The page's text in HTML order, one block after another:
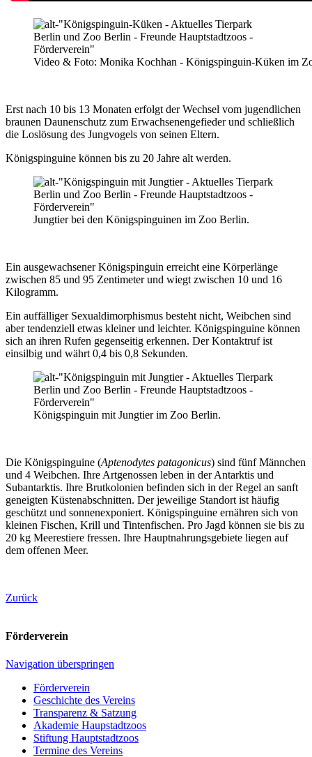
Video & Foto: Monika Kochhan - Königspinguin-Küken im
Erst nach 10 bis 13 Monaten erfolgt der Wechsel vom jugendlichen
braunen Daunenschutz zum Erwachsenengefieder und schließlich
die Loslösung des Jungvogels von seinen Eltern.
Königspinguine können bis zu 20 Jahre alt werden.
Jungtier bei den Königspinguinen im Zoo Berlin.
Ein ausgewachsener Königspinguin erreicht eine Körperlänge
zwischen 85 und 95 Zentimeter und wiegt zwischen 10 und 16
Kilogramm.
Ein auffälliger Sexualdimorphismus besteht nicht, Weibchen sind
aber tendenziell etwas kleiner und leichter. Königspinguine können
sich an ihren Rufen gegenseitig erkennen. Der Kontaktruf ist
einsilbig und währt 0,4 bis 0,8 Sekunden.
Königspinguin mit Jungtier im Zoo Berlin.
Die Königspinguine (Aptenodytes patagonicus) sind fünf Männchen
und 4 Weibchen. Ihre Artgenossen leben in der Antarktis und
Subantarktis. Ihre Brutkolonien befinden sich in der Regel an sanft
geneigten Küstenabschnitten. Der jeweilige Standort ist häufig
geschützt und sonnenexponiert. Königspinguine ernähren sich von
kleinen Fischen, Krill und Tintenfischen. Pro Jagd können sie bis zu
20 kg Meerestiere fressen. Ihre Hauptnahrungsgebiete liegen auf
dem offenen Meer.
Zurück
Förderverein
Navigation überspringen
Förderverein
Geschichte des Vereins
Transparenz & Satzung
Akademie Haupstadtzoos
Stiftung Hauptstadtzoos
Termine des Vereins